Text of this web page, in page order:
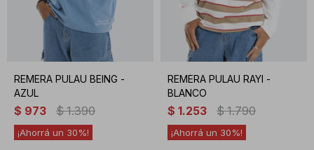
REMERA PULAU BEING -
AZUL
$ 973 $ 1.390
30
REMERA PULAU RAYI -
BLANCO
$ 1.253 $ 1.790
30